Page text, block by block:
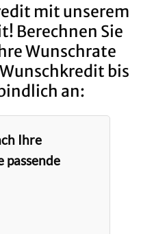
mit unserem
Berechnen Sie
Wunschrate
bis
an:
Ihre
passende